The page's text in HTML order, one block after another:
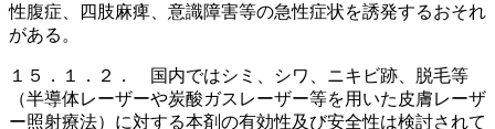
性腹症、四肢麻痺、意識障害等の急性症状を誘発するおそれ
がある。
１５．１．２． 国内ではシミ、シワ、ニキビ跡、脱毛等
（半導体レーザーや炭酸ガスレーザー等を用いた皮膚レーザ
ー照射療法）に対する本剤の有効性及び安全性は検討されて